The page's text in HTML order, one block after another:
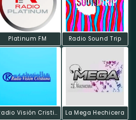
Platinum FM Radio Sound Trip
Radio Visión Cristiana La Mega Hechicera